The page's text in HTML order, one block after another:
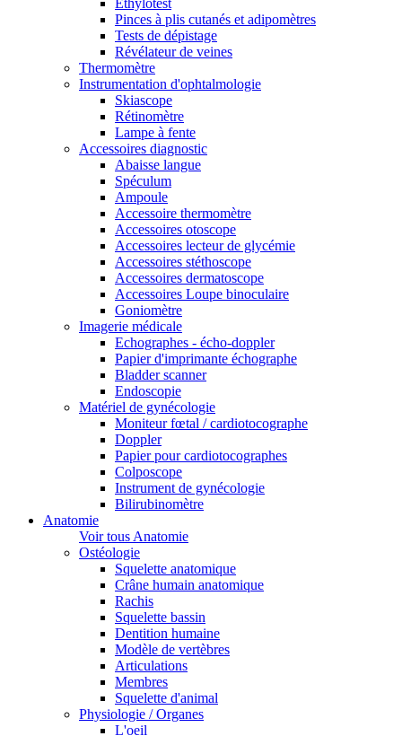
Ethylotest
Pinces à plis cutanés et adipomètres
Tests de dépistage
Révélateur de veines
Thermomètre
Instrumentation d'ophtalmologie
Skiascope
Rétinomètre
Lampe à fente
Accessoires diagnostic
Abaisse langue
Spéculum
Ampoule
Accessoire thermomètre
Accessoires otoscope
Accessoires lecteur de glycémie
Accessoires stéthoscope
Accessoires dermatoscope
Accessoires Loupe binoculaire
Goniomètre
Imagerie médicale
Echographes - écho-doppler
Papier d'imprimante échographe
Bladder scanner
Endoscopie
Matériel de gynécologie
Moniteur fœtal / cardiotocographe
Doppler
Papier pour cardiotocographes
Colposcope
Instrument de gynécologie
Bilirubinomètre
Anatomie
Voir tous Anatomie
Ostéologie
Squelette anatomique
Crâne humain anatomique
Rachis
Squelette bassin
Dentition humaine
Modèle de vertèbres
Articulations
Membres
Squelette d'animal
Physiologie / Organes
L'oeil